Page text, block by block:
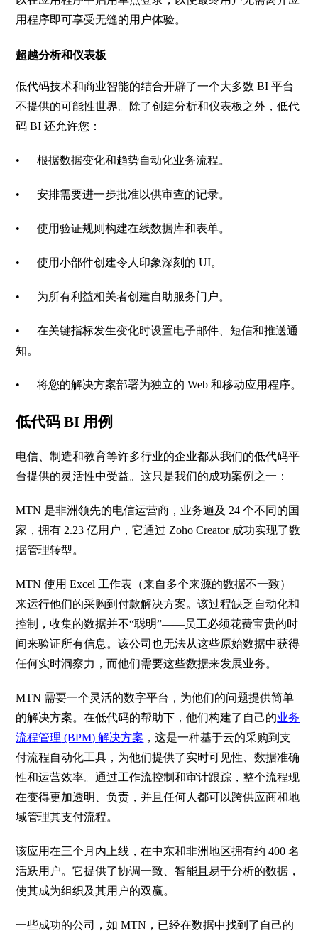
用程序即可享受无缝的用户体验。
超越分析和仪表板
低代码技术和商业智能的结合开辟了一个大多数 BI平台
不提供的可能性世界。除了创建分析和仪表板之外，低代
码 BI还允许您：
• 根据数据变化和趋势自动化业务流程。
• 安排需要进一步批准以供审查的记录。
• 使用验证规则构建在线数据库和表单。
• 使用小部件创建令人印象深刻的 UI。
• 为所有利益相关者创建自助服务门户。
•
在关键指标发生变化时设置电子邮件、短信和推送通
知。
• 将您的解决方案部署为独立的 Web和移动应用程序。
低代码 BI 用例
电信、制造和教育等许多行业的企业都从我们的低代码平
台提供的灵活性中受益。这只是我们的成功案例之一：
MTN 是非洲领先的电信运营商，业务遍及 24个不同的国
家，拥有 2.23亿用户，它通过 Zoho Creator 成功实现了数
据管理转型。
MTN使用 Excel 工作表（来自多个来源的数据不一致）
来运行他们的采购到付款解决方案。该过程缺乏自动化和
控制，收集的数据并不“聪明”——员工必须花费宝贵的时
间来验证所有信息。该公司也无法从这些原始数据中获得
任何实时洞察力，而他们需要这些数据来发展业务。
MTN 需要一个灵活的数字平台，为他们的问题提供简单
的解决方案。在低代码的帮助下，他们构建了自己的业务
流程管理 (BPM)解决方案 ，这是一种基于云的采购到支
付流程自动化工具，为他们提供了实时可见性、数据准确
性和运营效率。通过工作流控制和审计跟踪，整个流程现
在变得更加透明、负责，并且任何人都可以跨供应商和地
域管理其支付流程。
该应用在三个月内上线，在中东和非洲地区拥有约 400名
活跃用户。它提供了协调一致、智能且易于分析的数据，
使其成为组织及其用户的双赢。
一些成功的公司，如 MTN ，已经在数据中找到了自己的